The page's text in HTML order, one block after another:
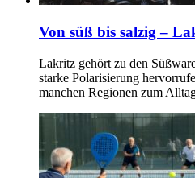
Von süß bis salzig –
Lakritz gehört zu den
starke Polarisierung
manchen Regionen zum